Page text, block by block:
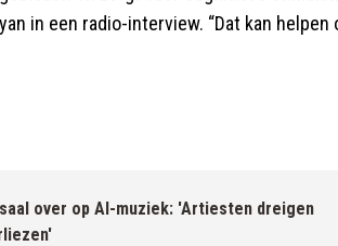
in een radio-interview. “Dat kan helpen
over op AI-muziek: 'Artiesten dreigen